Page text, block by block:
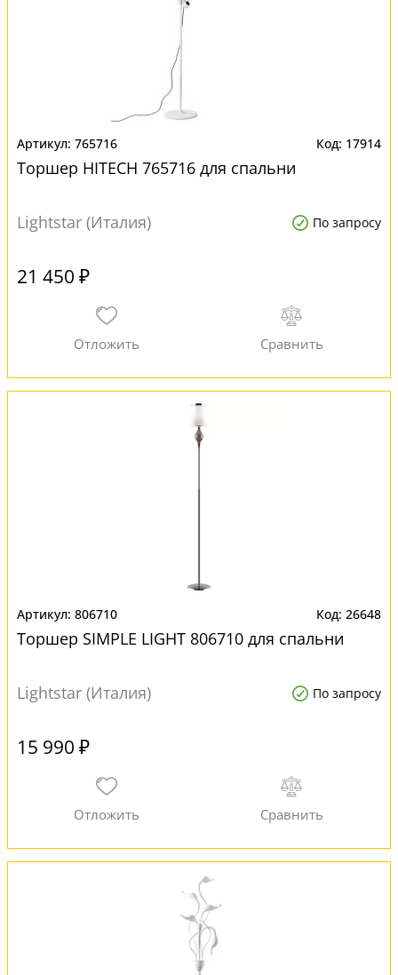
765716 17914
Торшер HITECH 765716 для спальни
Lightstar (Италия) По запросу
21 450 ₽
806710 26648
Торшер SIMPLE LIGHT 806710 для спальни
Lightstar (Италия) По запросу
15 990 ₽